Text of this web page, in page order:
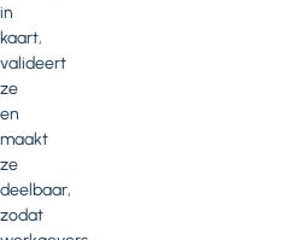
in
kaart,
valideert
ze
en
maakt
ze
deelbaar,
zodat